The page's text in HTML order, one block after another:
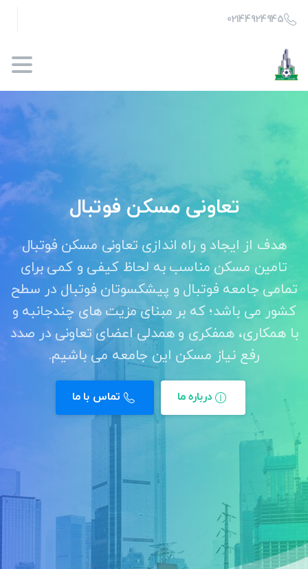
02144924945
تعاونی مسکن فوتبال
هدف از ایجاد و راه اندازی تعاونی مسکن فوتبال
تامین مسکن مناسب به لحاظ کیفی و کمی برای
تمامی جامعه فوتبال و پیشکسوتان فوتبال در سطح
کشور می باشد؛ که بر مبنای مزیت های چندجانبه و
با همکاری، همفکری و همدلی اعضای تعاونی در صدد
رفع نیاز مسکن این جامعه می باشیم.
درباره ما تماس با ما